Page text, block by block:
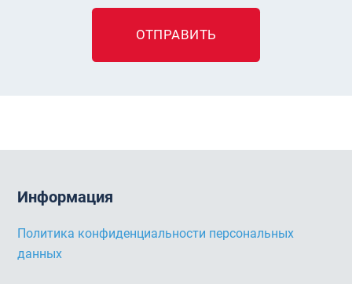
ОТПРАВИТЬ
Информация
Политика конфиденциальности персональных
данных